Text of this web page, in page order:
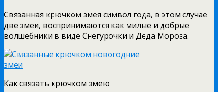
Связанная крючком змея символ года, в этом случае
две змеи, воспринимаются как милые и добрые
волшебники в виде Снегурочки и Деда Мороза.
Как связать крючком змею